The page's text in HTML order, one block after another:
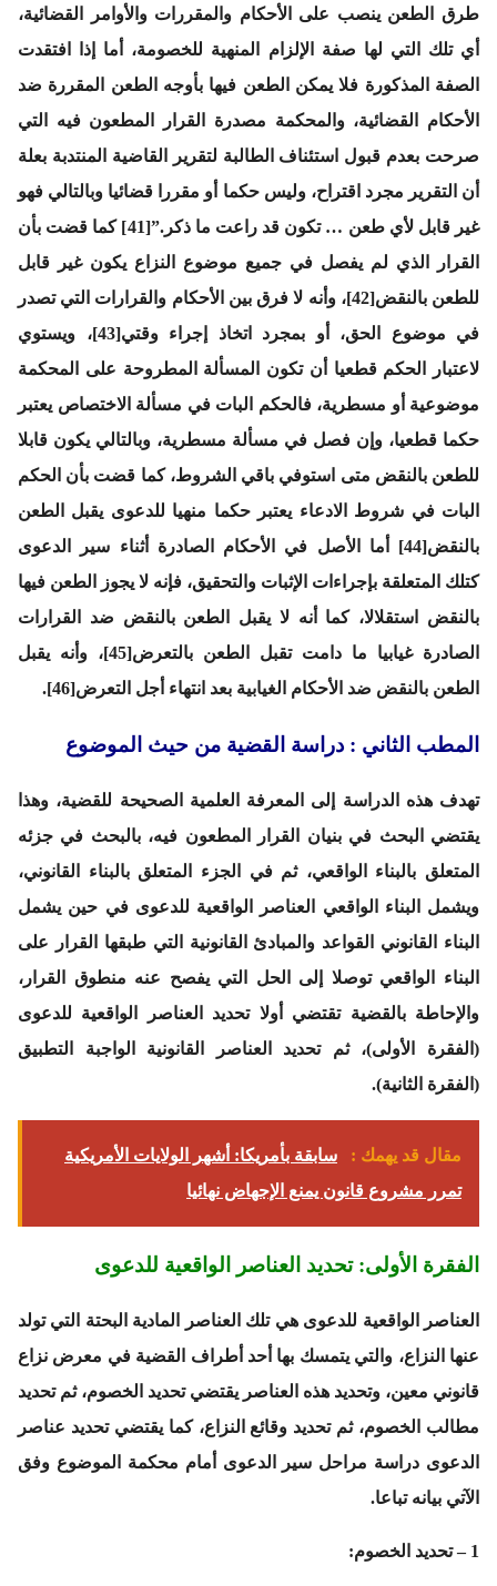
طرق الطعن ينصب على الأحكام والمقررات والأوامر القضائية،
أي تلك التي لها صفة الإلزام المنهية للخصومة، أما إذا افتقدت
الصفة المذكورة فلا يمكن الطعن فيها بأوجه الطعن المقررة ضد
الأحكام القضائية، والمحكمة مصدرة القرار المطعون فيه التي
صرحت بعدم قبول استئناف الطالبة لتقرير القاضية المنتدبة بعلة
أن التقرير مجرد اقتراح، وليس حكما أو مقررا قضائيا وبالتالي فهو
غير قابل لأي طعن … تكون قد راعت ما ذكر.”[41] كما قضت بأن
القرار الذي لم يفصل في جميع موضوع النزاع يكون غير قابل
للطعن بالنقض[42]، وأنه لا فرق بين الأحكام والقرارات التي تصدر
في موضوع الحق، أو بمجرد اتخاذ إجراء وقتي[43]، ويستوي
لاعتبار الحكم قطعيا أن تكون المسألة المطروحة على المحكمة
موضوعية أو مسطرية، فالحكم البات في مسألة الاختصاص يعتبر
حكما قطعيا، وإن فصل في مسألة مسطرية، وبالتالي يكون قابلا
للطعن بالنقض متى استوفي باقي الشروط، كما قضت بأن الحكم
البات في شروط الادعاء يعتبر حكما منهيا للدعوى يقبل الطعن
بالنقض[44] أما الأصل في الأحكام الصادرة أثناء سير الدعوى
كتلك المتعلقة بإجراءات الإثبات والتحقيق، فإنه لا يجوز الطعن فيها
بالنقض استقلالا، كما أنه لا يقبل الطعن بالنقض ضد القرارات
الصادرة غيابيا ما دامت تقبل الطعن بالتعرض[45]، وأنه يقبل
الطعن بالنقض ضد الأحكام الغيابية بعد انتهاء أجل التعرض[46].
المطب الثاني : دراسة القضية من حيث الموضوع
تهدف هذه الدراسة إلى المعرفة العلمية الصحيحة للقضية، وهذا
يقتضي البحث في بنيان القرار المطعون فيه، بالبحث في جزئه
المتعلق بالبناء الواقعي، ثم في الجزء المتعلق بالبناء القانوني،
ويشمل البناء الواقعي العناصر الواقعية للدعوى في حين يشمل
البناء القانوني القواعد والمبادئ القانونية التي طبقها القرار على
البناء الواقعي توصلا إلى الحل التي يفصح عنه منطوق القرار،
والإحاطة بالقضية تقتضي أولا تحديد العناصر الواقعية للدعوى
(الفقرة الأولى)، ثم تحديد العناصر القانونية الواجبة التطبيق
(الفقرة الثانية).
مقال قد يهمك :
سابقة بأمريكا: أشهر الولايات الأمريكية
تمرر مشروع قانون يمنع الإجهاض نهائيا
الفقرة الأولى: تحديد العناصر الواقعية للدعوى
العناصر الواقعية للدعوى هي تلك العناصر المادية البحتة التي تولد
عنها النزاع، والتي يتمسك بها أحد أطراف القضية في معرض نزاع
قانوني معين، وتحديد هذه العناصر يقتضي تحديد الخصوم، ثم تحديد
مطالب الخصوم، ثم تحديد وقائع النزاع، كما يقتضي تحديد عناصر
الدعوى دراسة مراحل سير الدعوى أمام محكمة الموضوع وفق
الآتي بيانه تباعا.
1 – تحديد الخصوم: